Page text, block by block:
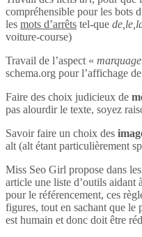
compréhensible pour les bots
les mots d’arrêts tel-que
voiture-course)
Travail de l’aspect «
schema.org pour l’affichage de
Faire des choix judicieux de
pas alourdir le texte, soyez
Savoir faire un choix des
alt (alt étant particulièrement
Miss Seo Girl propose dans
article une liste d’outils aidant
pour le référencement, ces
figures, tout en sachant que le
est humain et donc doit être